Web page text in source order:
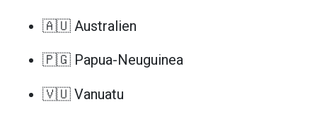
🇦🇺 Australien
🇵🇬 Papua-Neuguinea
🇻🇺 Vanuatu